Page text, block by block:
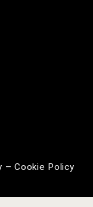
– Cookie Policy